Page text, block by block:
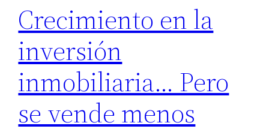
Crecimiento en la
inversión
inmobiliaria… Pero
se vende menos